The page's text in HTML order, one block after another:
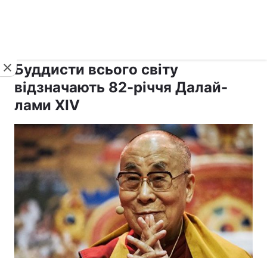
Буддисти всього світу
відзначають 82-річчя Далай-
лами XIV